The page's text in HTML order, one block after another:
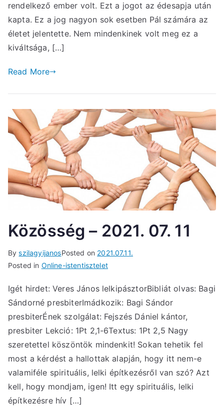
rendelkező ember volt. Ezt a jogot az édesapja után
kapta. Ez a jog nagyon sok esetben Pál számára az
életet jelentette. Nem mindenkinek volt meg ez a
kiváltsága, […]
Read More
Közösség – 2021. 07. 11
ByszilagyijanosPosted on 2021.07.11.
Posted in Online-istentisztelet
Igét hirdet: Veres János lelkipásztorBibliát olvas: Bagi
Sándorné presbiterImádkozik: Bagi Sándor
presbiterÉnek szolgálat: Fejszés Dániel kántor,
presbiter Lekció: 1Pt 2,1-6Textus: 1Pt 2,5 Nagy
szeretettel köszöntök mindenkit! Sokan tehetik fel
most a kérdést a hallottak alapján, hogy itt nem-e
valamiféle spirituális, lelki építkezésről van szó? Azt
kell, hogy mondjam, igen! Itt egy spirituális, lelki
építkezésre hív […]